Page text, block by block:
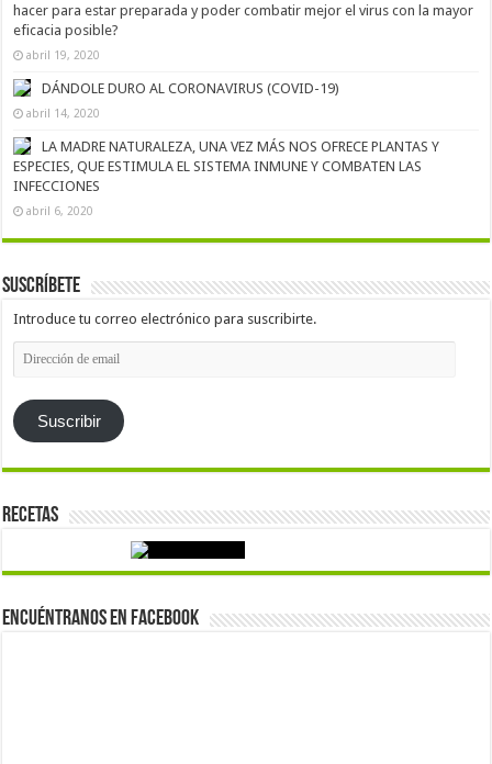
hacer para estar preparada y poder combatir mejor el virus con la mayor
eficacia posible?
abril 19, 2020
DÁNDOLE DURO AL CORONAVIRUS (COVID-19)
abril 14, 2020
LA MADRE NATURALEZA, UNA VEZ MÁS NOS OFRECE PLANTAS Y
ESPECIES, QUE ESTIMULA EL SISTEMA INMUNE Y COMBATEN LAS
INFECCIONES
abril 6, 2020
Suscríbete
Introduce tu correo electrónico para suscribirte.
Dirección
de
Suscribir
Recetas
Encuéntranos en Facebook